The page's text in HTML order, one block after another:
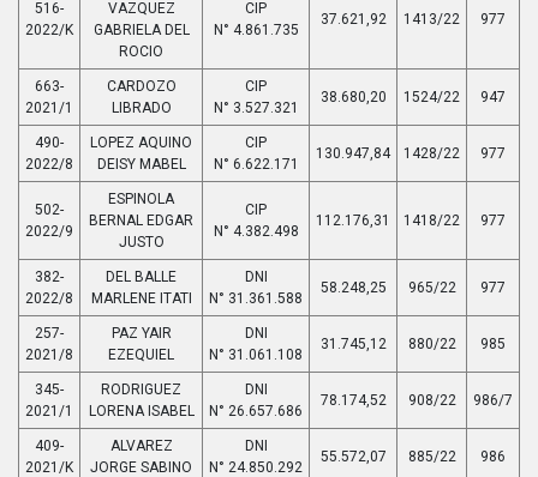
516-
2022/K
VAZQUEZ
GABRIELA DEL
ROCIO
CIP
N° 4.861.735
37.621,92 1413/22 977
663-
2021/1
CARDOZO
LIBRADO
CIP
N° 3.527.321
38.680,20 1524/22 947
490-
2022/8
LOPEZ AQUINO
DEISY MABEL
CIP
N° 6.622.171
130.947,84 1428/22 977
502-
2022/9
ESPINOLA
BERNAL EDGAR
JUSTO
CIP
N° 4.382.498
112.176,31 1418/22 977
382-
2022/8
DEL BALLE
MARLENE ITATI
DNI
N° 31.361.588
58.248,25 965/22 977
257-
2021/8
PAZ YAIR
EZEQUIEL
DNI
N° 31.061.108
31.745,12 880/22 985
345-
2021/1
RODRIGUEZ
LORENA ISABEL
DNI
N° 26.657.686
78.174,52 908/22 986/7
409-
2021/K
ALVAREZ
JORGE SABINO
DNI
N° 24.850.292
55.572,07 885/22 986